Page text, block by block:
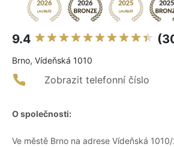
9.4
Brno, Vídeňská 1010
Zobrazit telefonní číslo
O společnosti:
Ve městě Brno na adrese Vídeňská